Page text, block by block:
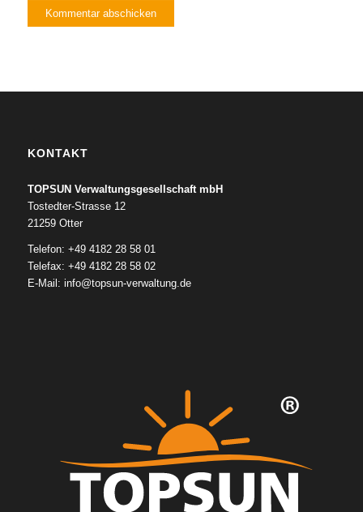
KONTAKT
TOPSUN Verwaltungsgesellschaft mbH
Tostedter-Strasse 12
21259 Otter
Telefon: +49 4182 28 58 01
Telefax: +49 4182 28 58 02
E-Mail: info@topsun-verwaltung.de